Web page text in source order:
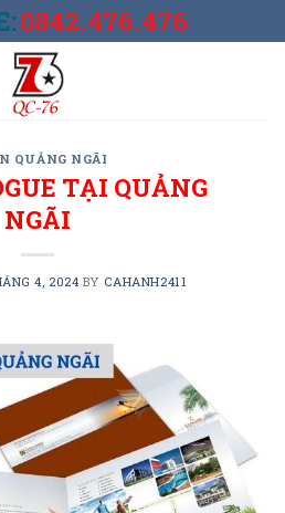
0842.476.476
QUẢNG NGÃI
TẠI QUẢNG
NGÃI
4, 2024 BY CAHANH2411